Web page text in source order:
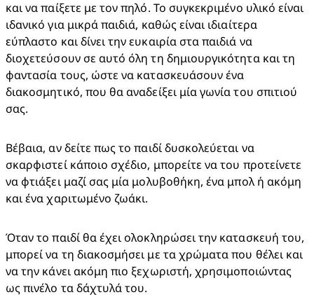
και να παίξετε με τον πηλό. Το συγκεκριμένο υλικό είναι
ιδανικό για μικρά παιδιά, καθώς είναι ιδιαίτερα
εύπλαστο και δίνει την ευκαιρία στα παιδιά να
διοχετεύσουν σε αυτό όλη τη δημιουργικότητα και τη
φαντασία τους, ώστε να κατασκευάσουν ένα
διακοσμητικό, που θα αναδείξει μία γωνία του σπιτιού
σας.
Βέβαια, αν δείτε πως το παιδί δυσκολεύεται να
σκαρφιστεί κάποιο σχέδιο, μπορείτε να του προτείνετε
να φτιάξει μαζί σας μία μολυβοθήκη, ένα μπολ ή ακόμη
και ένα χαριτωμένο ζωάκι.
Όταν το παιδί θα έχει ολοκληρώσει την κατασκευή του,
μπορεί να τη διακοσμήσει με τα χρώματα που θέλει και
να την κάνει ακόμη πιο ξεχωριστή, χρησιμοποιώντας
ως πινέλο τα δάχτυλά του.